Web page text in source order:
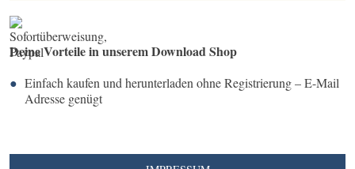
Deine Vorteile in unserem Download Shop
Einfach kaufen und herunterladen ohne Registrierung – E-Mail
Adresse genügt